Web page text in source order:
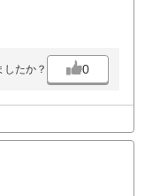
したか？ 0